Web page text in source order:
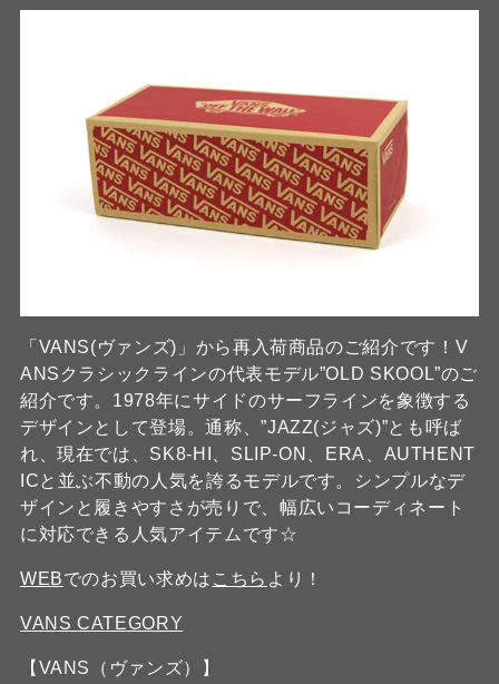
「VANS(ヴァンズ)」から再入荷商品のご紹介です！V
ANSクラシックラインの代表モデル”OLD SKOOL”のご
紹介です。1978年にサイドのサーフラインを象徴する
デザインとして登場。通称、”JAZZ(ジャズ)”とも呼ば
れ、現在では、SK8-HI、SLIP-ON、ERA、AUTHENT
ICと並ぶ不動の人気を誇るモデルです。シンプルなデ
ザインと履きやすさが売りで、幅広いコーディネート
に対応できる人気アイテムです☆
WEBでのお買い求めは こちら より！
VANS CATEGORY
【VANS（ヴァンズ）】